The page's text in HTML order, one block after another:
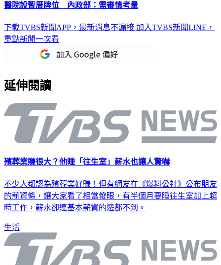
醫院設暫厝牌位 內政部：需審慎考量
下載TVBS新聞APP，最新消息不漏接 加入TVBS新聞LINE，
重點新聞一次看
延伸閱讀
殯葬業賺很大？他睡「往生室」薪水也讓人驚嚇
不少人都認為殯葬業好賺！但有網友在《爆料公社》公布朋友
的薪資條，讓大家看了相當傻眼，有半個月要睡往生室加上超
時工作，薪水卻連基本薪資的邊都不到。
生活